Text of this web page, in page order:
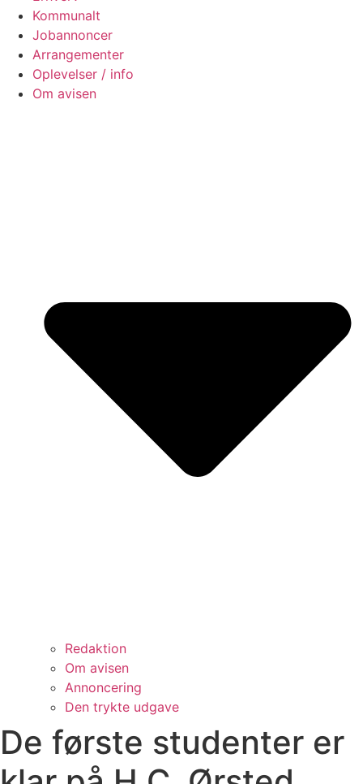
Kommunalt
Jobannoncer
Arrangementer
Oplevelser / info
Om avisen
Redaktion
Om avisen
Annoncering
Den trykte udgave
De første studenter er